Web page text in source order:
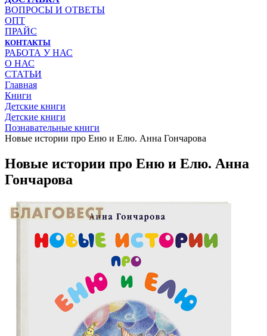
ВОПРОСЫ И ОТВЕТЫ
ОПТ
ПРАЙС
КОНТАКТЫ
РАБОТА У НАС
О НАС
СТАТЬИ
Главная
Книги
Детские книги
Детские книги
Познавательные книги
Новые истории про Еню и Елю. Анна Гончарова
Новые истории про Еню и Елю. Анна
Гончарова